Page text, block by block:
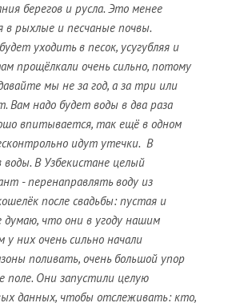
берегов и русла. Это менее
в рыхлые и песчаные почвы.
уходить в песок, усугубляя и
прощёлкали очень сильно, потому
мы не за год, а за три или
Вам надо будет воды в два раза
впитывается, так ещё в одном
идут утечки. В
В Узбекистане целый
- перенаправлять воду из
после свадьбы: пустая и
думаю, что они в угоду нашим
них очень сильно начали
поливать, очень большой упор
поле. Они запустили целую
данных, чтобы отслеживать: кто,